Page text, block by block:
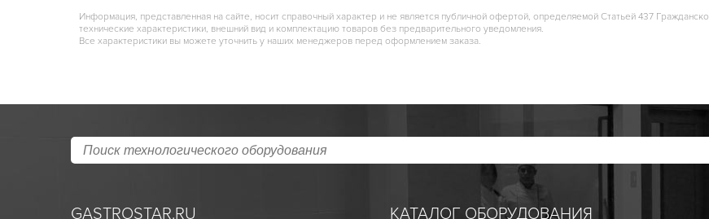
Информация, представленная на сайте, носит справочный характер и не является публичной офертой, определяемой Статьей 437
технические характеристики, внешний вид и комплектацию товаров без предварительного уведомления.
Все характеристики вы можете уточнить у наших менеджеров перед оформлением заказа.
GASTROSTAR.RU КАТАЛОГ ОБОРУДОВАНИЯ